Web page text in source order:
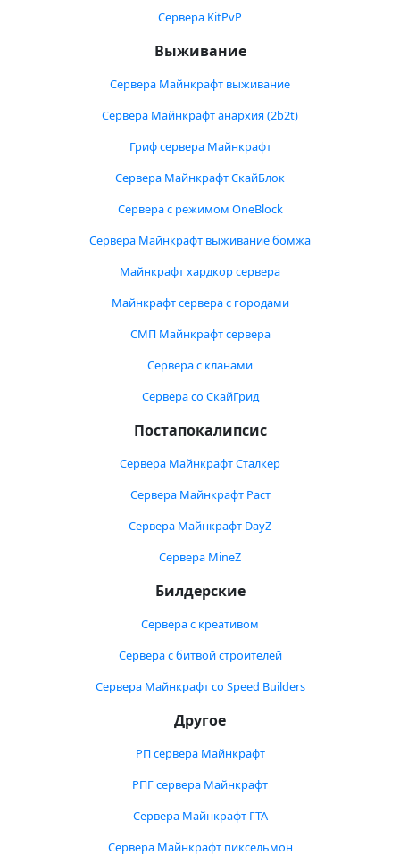
Сервера KitPvP
Выживание
Сервера Майнкрафт выживание
Сервера Майнкрафт анархия (2b2t)
Гриф сервера Майнкрафт
Сервера Майнкрафт СкайБлок
Сервера с режимом OneBlock
Сервера Майнкрафт выживание бомжа
Майнкрафт хардкор сервера
Майнкрафт сервера с городами
СМП Майнкрафт сервера
Сервера с кланами
Сервера со СкайГрид
Постапокалипсис
Сервера Майнкрафт Сталкер
Сервера Майнкрафт Раст
Сервера Майнкрафт DayZ
Сервера MineZ
Билдерские
Сервера с креативом
Сервера с битвой строителей
Сервера Майнкрафт со Speed Builders
Другое
РП сервера Майнкрафт
РПГ сервера Майнкрафт
Сервера Майнкрафт ГТА
Сервера Майнкрафт пиксельмон